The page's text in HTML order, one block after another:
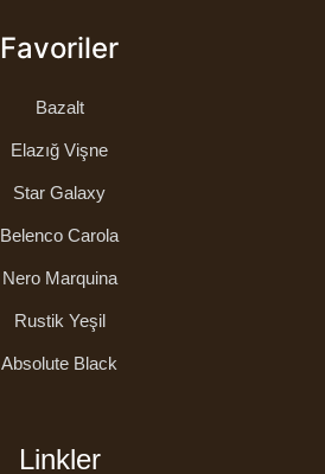
Favoriler
Bazalt
Elazığ Vişne
Star Galaxy
Belenco Carola
Nero Marquina
Rustik Yeşil
Absolute Black
Linkler